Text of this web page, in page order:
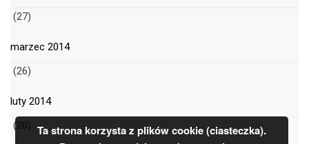
(27)
marzec 2014
(26)
luty 2014
(20) Ta strona korzysta z plików cookie (ciasteczka).